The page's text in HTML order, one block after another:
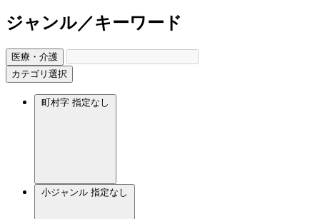
ジャンル／キーワード
医療・介護
カテゴリ選択
町村字 指定なし
小ジャンル 指定なし